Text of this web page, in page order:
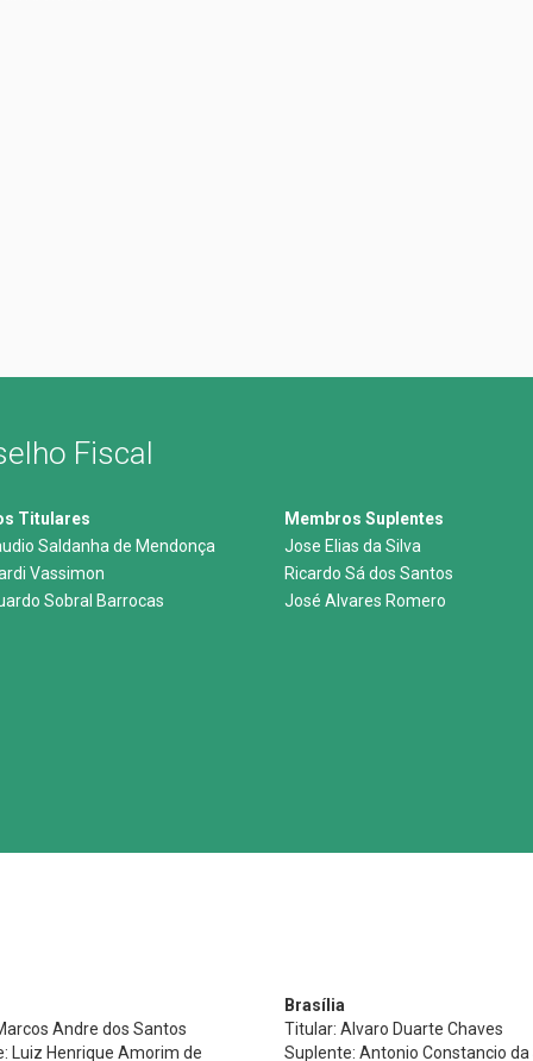
Fiscal
Titulares
Saldanha de Mendonça
Vassimon
Sobral Barrocas
Membros Suplentes
Jose Elias da Silva
Ricardo Sá dos Santos
José Alvares Romero
Andre dos Santos
Luiz Henrique Amorim de
Brasília
Titular: Alvaro Duarte Chaves
Suplente: Antonio Constancio da